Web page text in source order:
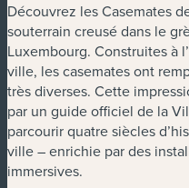
Découvrez les Casemates
souterrain creusé dans le
Luxembourg. Construites à
ville, les casemates ont
très diverses. Cette
par un guide officiel de la
parcourir quatre siècles
ville – enrichie par des
immersives.